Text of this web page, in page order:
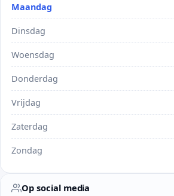
Maandag
Dinsdag
Woensdag
Donderdag
Vrijdag
Zaterdag
Zondag
Op social media